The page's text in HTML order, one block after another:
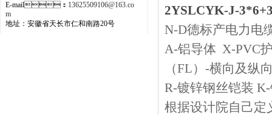
E-mail： 13625509106@163.co
m
地址：安徽省天长市仁和南路20号
2YSLCYK-J-
N-D德标产电力电
A-铝导体 X-PVC
（FL） -横向及纵
R-镀锌钢丝铠装 K-
根据设计院自己定义